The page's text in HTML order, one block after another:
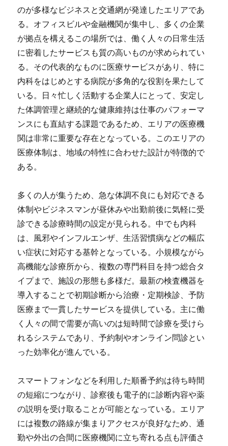
のが多様なビジネスと交通網が発達したエリアであ
る。 オフィスビルや金融機関が集中し、多くの企業
が拠点を構えるこの場所では、働く人々の日常生活
に密着したサービスも質の高いものが求められてい
る。その代表的なものに医療サービスがあり、特に
内科をはじめとする病院が多角的な役割を果たして
いる。日々忙しく活動する企業人にとって、安定し
た体調管理と継続的な健康維持は仕事のパフォーマ
ンスにも直結する課題であるため、エリアの医療機
関は非常に重要な存在となっている。このエリアの
医療体制は、地域の特性に合わせた設計が特徴的で
ある。
多くの人が集うため、急な体調不良にも対応できる
体制やビジネスマンが昼休みや出勤前後に気軽に受
診できる診療時間の設定が見られる。中でも内科
は、風邪やインフルエンザ、生活習慣病などの幅広
い症状に対応する基幹となっている。小規模ながら
高機能な診療所から、複数の専門科目を持つ総合タ
イプまで、施設の形態も多様だ。最新の検査機器を
導入することで初期診断から治療・定期検診、予防
医療まで一貫したサービスを提供している。主に働
く人々の間で需要が高いのは短時間で診療を受けら
れるシステムであり、予約制やオンライン問診とい
った効率化が進んでいる。
スマートフォンなどを利用した順番予約は待ち時間
の短縮につながり、診察後も電子的に診断内容や薬
の説明を受け取ることが可能となっている。エリア
には複数の路線が集まりアクセスが良好なため、通
勤や外出の合間に医療機関に立ち寄れる点も評価さ